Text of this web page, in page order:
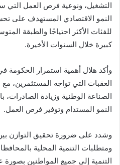
التشغيل، ونوعية فرص العمل التي
النمو الاقتصادي المستهدف على
للفئات الأكثر احتياجًا والطبقة
كبيرة خلال السنوات الأخيرة.
وأكد هلال أهمية استمرار الحكومة
العقبات التي تواجه المستثمرين،
الصناعة الوطنية وزيادة
النمو المستدام وتوفير فرص العمل.
وشدد على ضرورة تحقيق التوازن
ومتطلبات التنمية المحلية
التنمية إلى جميع المواطنين بصورة